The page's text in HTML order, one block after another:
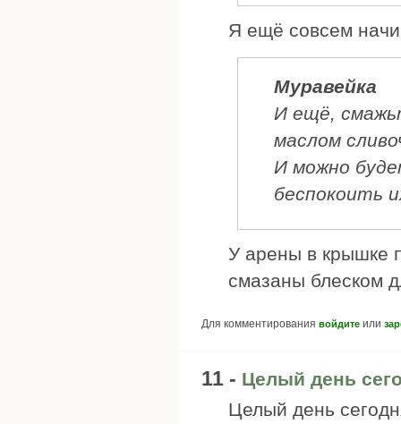
Я ещё совсем
Муравейка
И ещё,
маслом
И можно
беспокоить
У арены в крышке
смазаны блеском
Для комментирования войдите или
11 - Целый день
Целый день